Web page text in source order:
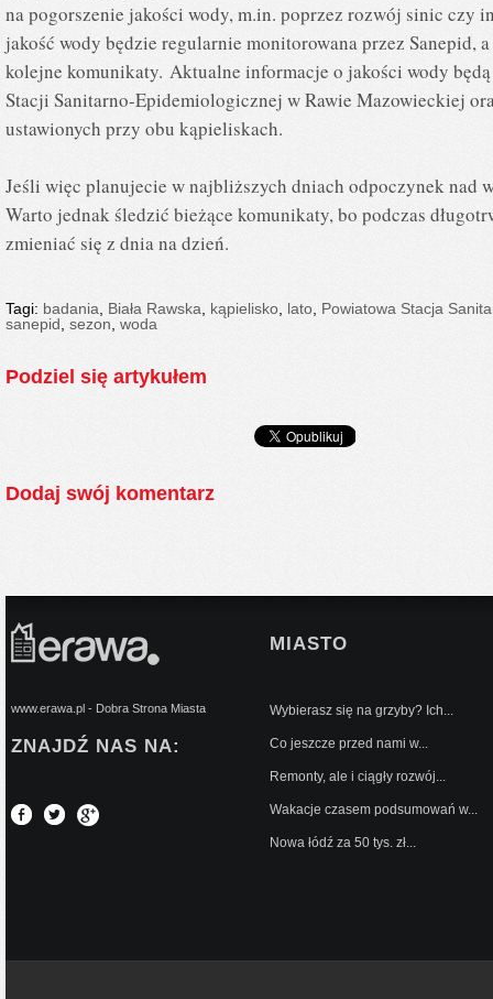
na pogorszenie jakości wody, m.in. poprzez rozwój sinic czy
jakość wody będzie regularnie monitorowana przez Sanepid,
kolejne komunikaty. Aktualne informacje o jakości wody
Stacji Sanitarno-Epidemiologicznej w Rawie Mazowieckiej
ustawionych przy obu kąpieliskach.
Jeśli więc planujecie w najbliższych dniach odpoczynek nad
Warto jednak śledzić bieżące komunikaty, bo podczas
zmieniać się z dnia na dzień.
Tagi: badania Biała Rawska kąpielisko lato Powiatowa Stacja
sanepid sezon woda
Podziel się artykułem
Dodaj swój komentarz
www.erawa.pl - Dobra Strona Miasta
ZNAJDŹ NAS NA:
MIASTO
Wybierasz się na grzyby? Ich...
Co jeszcze przed nami w...
Remonty, ale i ciągły rozwój...
Wakacje czasem podsumowań w...
Nowa łódź za 50 tys. zł...